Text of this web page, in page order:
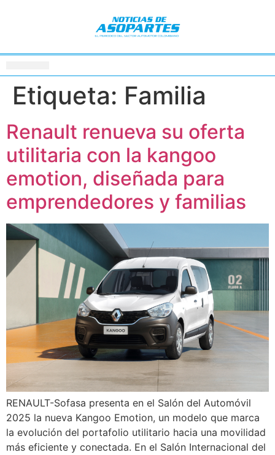
Etiqueta: Familia
Renault renueva su oferta
utilitaria con la kangoo
emotion, diseñada para
emprendedores y familias
RENAULT-Sofasa presenta en el Salón del Automóvil
2025 la nueva Kangoo Emotion, un modelo que marca
la evolución del portafolio utilitario hacia una movilidad
más eficiente y conectada. En el Salón Internacional del